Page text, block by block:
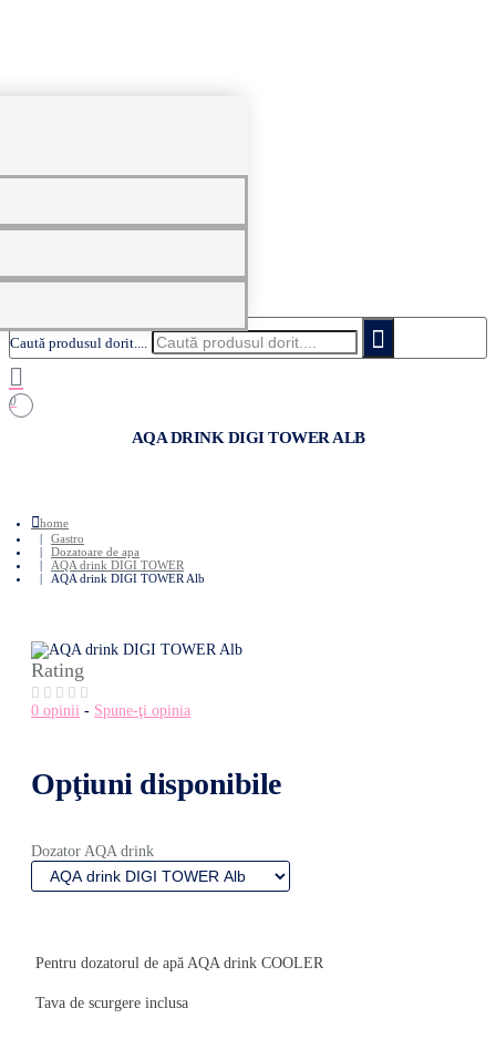
Caută produsul dorit....
0
AQA DRINK DIGI TOWER ALB
home
Gastro
Dozatoare de apa
AQA drink DIGI TOWER
AQA drink DIGI TOWER Alb
Pentru dozatorul de apă AQA drink COOLER
Tava de scurgere inclusa
Rating
0 opinii - Spune-ţi opinia
Opţiuni disponibile
Dozator AQA drink